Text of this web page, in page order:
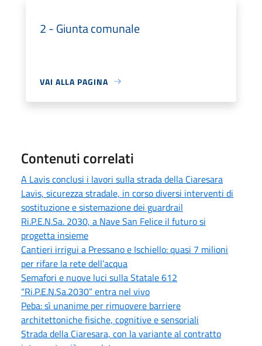
2 - Giunta comunale
VAI ALLA PAGINA
Contenuti correlati
A Lavis conclusi i lavori sulla strada della Ciaresara
Lavis, sicurezza stradale, in corso diversi interventi di
sostituzione e sistemazione dei guardrail
Ri.P.E.N.Sa. 2030, a Nave San Felice il futuro si
progetta insieme
Cantieri irrigui a Pressano e Ischiello: quasi 7 milioni
per rifare la rete dell’acqua
Semafori e nuove luci sulla Statale 612
“Ri.P.E.N.Sa.2030” entra nel vivo
Peba: sì unanime per rimuovere barriere
architettoniche fisiche, cognitive e sensoriali
Strada della Ciaresara, con la variante al contratto